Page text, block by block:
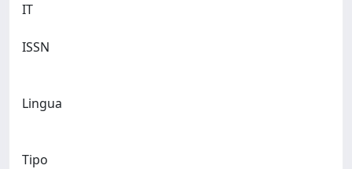
ISSN
Lingua
Tipo